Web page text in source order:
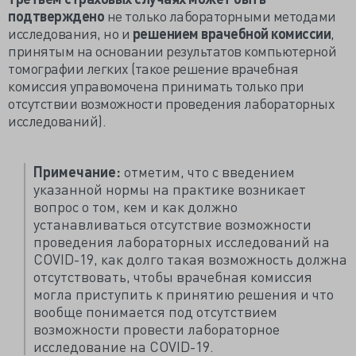
подтверждено не только лабораторными методами
исследования, но и решением врачебной комиссии,
принятым на основании результатов компьютерной
томографии легких (такое решение врачебная
комиссия управомочена принимать только при
отсутствии возможности проведения лабораторных
исследований).
Примечание: отметим, что с введением
указанной нормы на практике возникает
вопрос о том, кем и как должно
устанавливаться отсутствие возможности
проведения лабораторных исследований на
COVID-19, как долго такая возможность должна
отсутствовать, чтобы врачебная комиссия
могла приступить к принятию решения и что
вообще понимается под отсутствием
возможности провести лабораторное
исследование на COVID-19.